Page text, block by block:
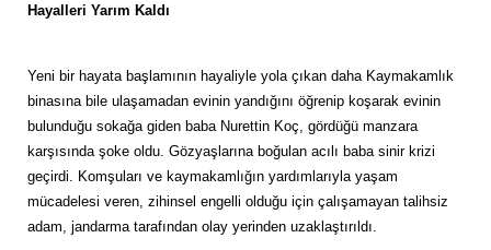
Hayalleri Yarım Kaldı
Yeni bir hayata başlamının hayaliyle yola çıkan daha Kaymakamlık
binasına bile ulaşamadan evinin yandığını öğrenip koşarak evinin
bulunduğu sokağa giden baba Nurettin Koç, gördüğü manzara
karşısında şoke oldu. Gözyaşlarına boğulan acılı baba sinir krizi
geçirdi. Komşuları ve kaymakamlığın yardımlarıyla yaşam
mücadelesi veren, zihinsel engelli olduğu için çalışamayan talihsiz
adam, jandarma tarafından olay yerinden uzaklaştırıldı.